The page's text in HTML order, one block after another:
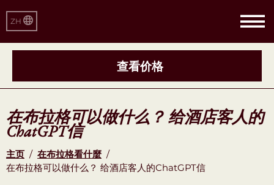
查看价格
ZH
在布拉格可以做什么？ 给酒店客人的
ChatGPT信
主页 / 在布拉格看什麼 /
在布拉格可以做什么？ 给酒店客人的ChatGPT信